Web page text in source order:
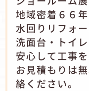
地域密着６６年
水回りリフォ
洗面台・トイ
安心して工事
お見積もりは
絡ください。